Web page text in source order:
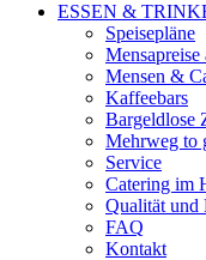
ESSEN &
Speisepläne
Mensen &
Kaffeebars
Bargeldlose
Mehrweg to
Service
Catering im
Qualität und
FAQ
Kontakt